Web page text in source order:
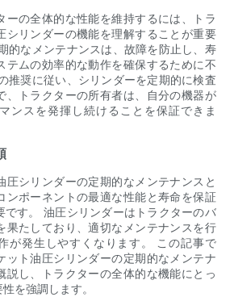
ーの全体的な性能を維持するには、トラ
シリンダーの機能を理解することが重要
的なメンテナンスは、故障を防止し、寿
テムの効率的な動作を確保するために不
推奨に従い、シリンダーを定期的に検査
、トラクターの所有者は、自分の機器が
ンスを発揮し続けることを保証できま
圧シリンダーの定期的なメンテナンスと
ンポーネントの最適な性能と寿命を保証
です。 油圧シリンダーはトラクターのバ
果たしており、適切なメンテナンスを行
が発生しやすくなります。 この記事で
ット油圧シリンダーの定期的なメンテナ
説し、トラクターの全体的な機能にとっ
を強調します。